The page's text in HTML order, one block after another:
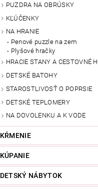
PUZDRA NA OBRÚSKY
KĽÚČENKY
NA HRANIE
Penové puzzle na zem
Plyšové hračky
HRACIE STANY A CESTOVNÉ
DETSKÉ BATOHY
STAROSTLIVOSŤ O POPRSIE
DETSKÉ TEPLOMERY
NA DOVOLENKU A K VODE
KŔMENIE
KÚPANIE
DETSKÝ NÁBYTOK